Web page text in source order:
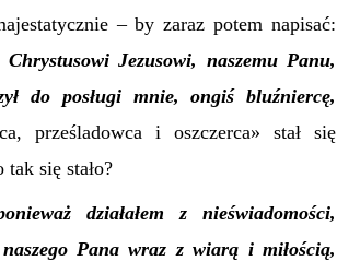
– by zaraz potem napisać:
Jezusowi, naszemu Panu,
do posługi mnie, ongiś bluźniercę,
prześladowca i oszczerca» stał się
tak się stało?
działałem z nieświadomości,
Pana wraz z wiarą i miłością,